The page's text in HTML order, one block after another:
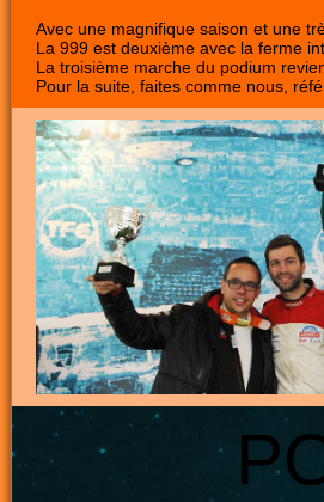
Avec une magnifique saison et une
La 999 est deuxième avec la ferme
La troisième marche du podium
Pour la suite, faites comme nous,